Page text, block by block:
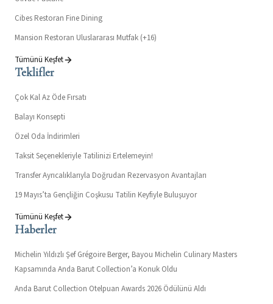
Cibes Restoran Fine Dining
Mansion Restoran Uluslararası Mutfak (+16)
Tümünü Keşfet
Teklifler
Çok Kal Az Öde Fırsatı
Balayı Konsepti
Özel Oda İndirimleri
Taksit Seçenekleriyle Tatilinizi Ertelemeyin!
Transfer Ayrıcalıklarıyla Doğrudan Rezervasyon Avantajları
19 Mayıs’ta Gençliğin Coşkusu Tatilin Keyfiyle Buluşuyor
Tümünü Keşfet
Haberler
Michelin Yıldızlı Şef Grégoire Berger, Bayou Michelin Culinary Masters
Kapsamında Anda Barut Collection’a Konuk Oldu
Anda Barut Collection Otelpuan Awards 2026 Ödülünü Aldı